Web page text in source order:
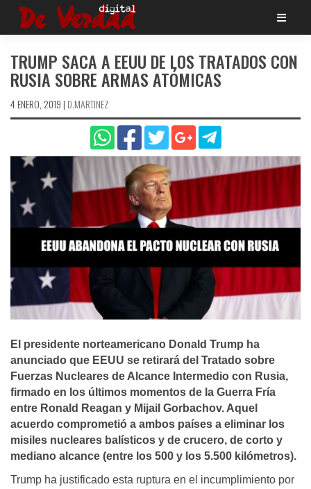
Saltar
TRUMP SACA A EEUU DE LOS TRATADOS CON
RUSIA SOBRE ARMAS ATÓMICAS
4 ENERO, 2019 | D.MARTINEZ
El presidente norteamericano Donald Trump ha
anunciado que EEUU se retirará del Tratado sobre
Fuerzas Nucleares de Alcance Intermedio con Rusia,
firmado en los últimos momentos de la Guerra Fría
entre Ronald Reagan y Mijail Gorbachov. Aquel
acuerdo comprometió a ambos países a eliminar los
misiles nucleares balísticos y de crucero, de corto y
mediano alcance (entre los 500 y los 5.500 kilómetros).
Trump ha justificado esta ruptura en el incumplimiento por